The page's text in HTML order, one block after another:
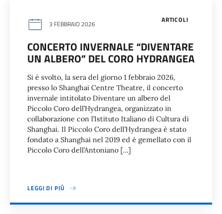
ARTICOLI
3 FEBBRAIO 2026
CONCERTO INVERNALE “DIVENTARE
UN ALBERO” DEL CORO HYDRANGEA
Si è svolto, la sera del giorno 1 febbraio 2026,
presso lo Shanghai Centre Theatre, il concerto
invernale intitolato Diventare un albero del
Piccolo Coro dell’Hydrangea, organizzato in
collaborazione con l’Istituto Italiano di Cultura di
Shanghai. Il Piccolo Coro dell’Hydrangea è stato
fondato a Shanghai nel 2019 ed è gemellato con il
Piccolo Coro dell’Antoniano […]
LEGGI DI PIÙ